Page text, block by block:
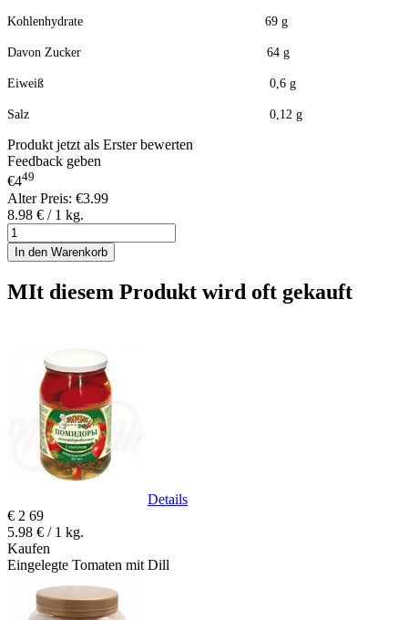
Kohlenhydrate 69 g
Davon Zucker 64 g
Eiweiß 0,6 g
Salz 0,12 g
Produkt jetzt als Erster bewerten
Feedback geben
€449
Alter Preis: €3.99
8.98 € / 1 kg.
In den Warenkorb
MIt diesem Produkt wird oft gekauft
Details
€ 2 69
5.98 € / 1 kg.
Kaufen
Eingelegte Tomaten mit Dill